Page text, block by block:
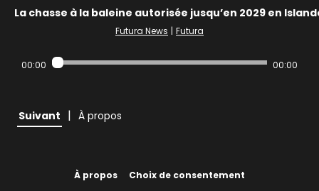
La chasse à la baleine autorisée jusqu’en 2029 en
Futura News | Futura
00:00 00:00
Suivant | À propos
À propos Choix de consentement